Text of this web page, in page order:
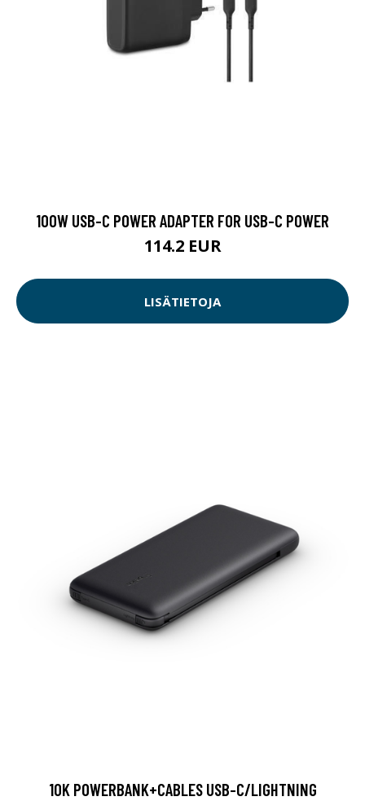
100W USB-C POWER ADAPTER FOR USB-C POWER
114.2 EUR
LISÄTIETOJA
10K POWERBANK+CABLES USB-C/LIGHTNING